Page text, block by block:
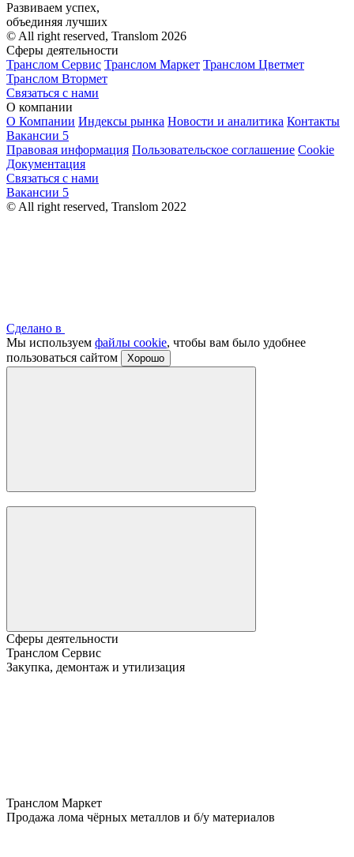
Развиваем успех,
объединяя лучших
© All right reserved, Translom 2026
Сферы деятельности
Транслом Сервис Транслом Маркет Транслом Цветмет
Транслом Втормет
Связаться с нами
О компании
О Компании Индексы рынка Новости и аналитика Контакты
Вакансии 5
Правовая информация Пользовательское соглашение Cookie
Документация
Связаться с нами
Вакансии 5
© All right reserved, Translom 2022
Сделано в
Мы используем файлы cookie, чтобы вам было удобнее
пользоваться сайтом
Хорошо
Сферы деятельности
Транслом Сервис
Закупка, демонтаж и утилизация
Транслом Маркет
Продажа лома чёрных металлов и б/у материалов